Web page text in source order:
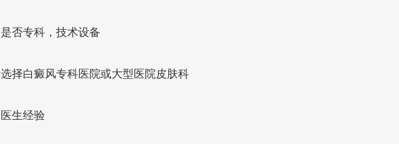
是否专科，技术设备
选择白癜风专科医院或大型医院皮肤科
医生经验